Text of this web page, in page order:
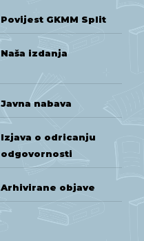
Povijest GKMM Split
Naša izdanja
Javna nabava
Izjava o odricanju
odgovornosti
Arhivirane objave